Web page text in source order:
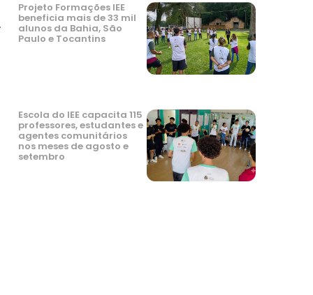
Projeto Formações IEE
beneficia mais de 33 mil
alunos da Bahia, São
Paulo e Tocantins
Escola do IEE capacita 115
professores, estudantes e
agentes comunitários
nos meses de agosto e
setembro